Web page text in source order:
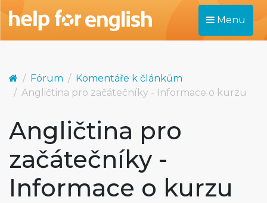
Menu
Fórum
Komentáře k článkům
Angličtina pro začátečníky - Informace o kurzu
Angličtina pro
začátečníky -
Informace o kurzu